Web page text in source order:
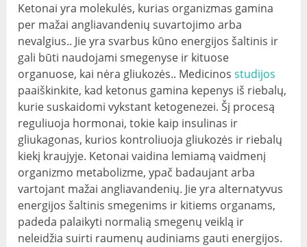
Ketonai yra molekulės, kurias organizmas gamina
per mažai angliavandenių suvartojimo arba
nevalgius.. Jie yra svarbus kūno energijos šaltinis ir
gali būti naudojami smegenyse ir kituose
organuose, kai nėra gliukozės.. Medicinosstudijos
paaiškinkite, kad ketonus gamina kepenys iš riebalų,
kurie suskaidomi vykstant ketogenezei. Šį procesą
reguliuoja hormonai, tokie kaip insulinas ir
gliukagonas, kurios kontroliuoja gliukozės ir riebalų
kiekį kraujyje. Ketonai vaidina lemiamą vaidmenį
organizmo metabolizme, ypač badaujant arba
vartojant mažai angliavandenių. Jie yra alternatyvus
energijos šaltinis smegenims ir kitiems organams,
padeda palaikyti normalią smegenų veiklą ir
neleidžia suirti raumenų audiniams gauti energijos.